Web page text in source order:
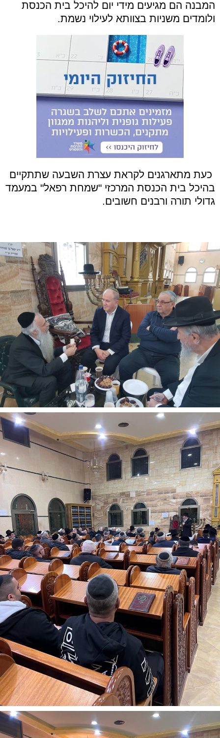
המבנה הם מגיעים מידי יום להיכל בית הכנסת
ולומדים משניות בצוותא לעילוי נשמת.
כעת מתארגנים לקראת עצרת השבעה שתתקיים
בהיכל בית הכנסת המרכזי "שמחת רפאל" במעמד
גדולי תורה ורבנים חשובים.